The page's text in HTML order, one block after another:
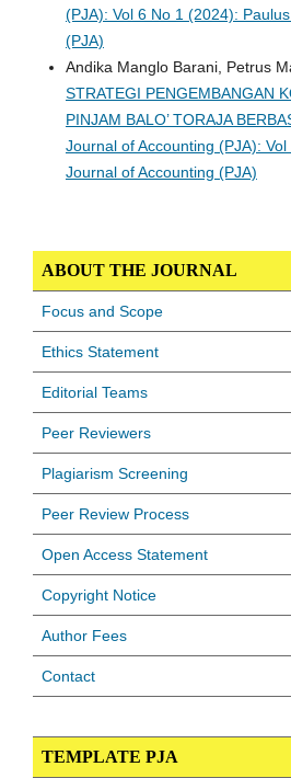
(PJA): Vol 6 No 1 (2024):
(PJA)
Andika Manglo Barani, Petrus
STRATEGI PENGEMBANGAN
PINJAM BALO’ TORAJA
Journal of Accounting (PJA):
Journal of Accounting (PJA)
ABOUT THE JOURNAL
Focus and Scope
Ethics Statement
Editorial Teams
Peer Reviewers
Plagiarism Screening
Peer Review Process
Open Access Statement
Copyright Notice
Author Fees
Contact
TEMPLATE PJA